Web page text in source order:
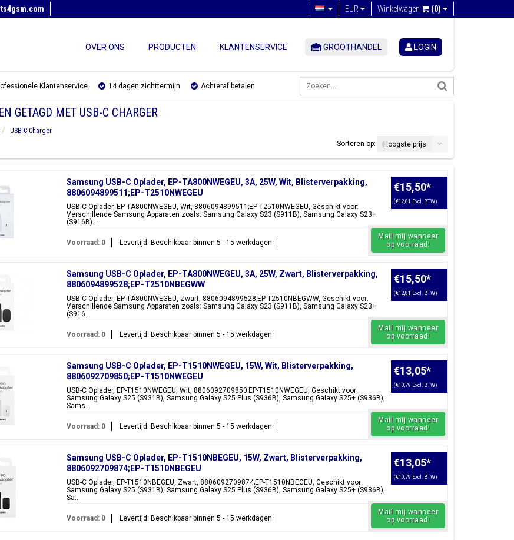
Winkelwagen (0)
EUR
OVER ONS PRODUCTEN KLANTENSERVICE GROOTHANDEL LOGIN
Klantenservice 14 dagen zichttermijn Achteraf betalen
GETAGD MET USB-C CHARGER
USB-C Charger
Sorteren op:
Hoogste prijs
Samsung USB-C Oplader, EP-TA800NWEGEU, 3A, 25W, Wit, Blisterverpakking,
8806094899511;EP-T2510NWEGEU
USB-C Oplader, EP-TA800NWEGEU, Wit, 8806094899511;EP-T2510NWEGEU, Geschikt voor:
Verschillende Samsung Apparaten zoals: Samsung Galaxy S23 (S911B), Samsung Galaxy S23+
(S916B)...
€15,50*
(€12,81 Excl. BTW)
Voorraad: 0 Levertijd: Beschikbaar binnen 5 - 15 werkdagen
Mail mij wanneer
op voorraad!
Samsung USB-C Oplader, EP-TA800NWEGEU, 3A, 25W, Zwart, Blisterverpakking,
8806094899528;EP-T2510NBEGWW
USB-C Oplader, EP-TA800NWEGEU, Zwart, 8806094899528;EP-T2510NBEGWW, Geschikt voor:
Verschillende Samsung Apparaten zoals: Samsung Galaxy S23 (S911B), Samsung Galaxy S23+
(S916...
€15,50*
(€12,81 Excl. BTW)
Voorraad: 0 Levertijd: Beschikbaar binnen 5 - 15 werkdagen
Mail mij wanneer
op voorraad!
Samsung USB-C Oplader, EP-T1510NWEGEU, 15W, Wit, Blisterverpakking,
8806092709850;EP-T1510NWEGEU
USB-C Oplader, EP-T1510NWEGEU, Wit, 8806092709850;EP-T1510NWEGEU, Geschikt voor:
Samsung Galaxy S25 (S931B), Samsung Galaxy S25 Plus (S936B), Samsung Galaxy S25+ (S936B),
Sams...
€13,05*
(€10,79 Excl. BTW)
Voorraad: 0 Levertijd: Beschikbaar binnen 5 - 15 werkdagen
Mail mij wanneer
op voorraad!
Samsung USB-C Oplader, EP-T1510NBEGEU, 15W, Zwart, Blisterverpakking,
8806092709874;EP-T1510NBEGEU
USB-C Oplader, EP-T1510NBEGEU, Zwart, 8806092709874;EP-T1510NBEGEU, Geschikt voor:
Samsung Galaxy S25 (S931B), Samsung Galaxy S25 Plus (S936B), Samsung Galaxy S25+ (S936B),
Sa...
€13,05*
(€10,79 Excl. BTW)
Voorraad: 0 Levertijd: Beschikbaar binnen 5 - 15 werkdagen
Mail mij wanneer
op voorraad!